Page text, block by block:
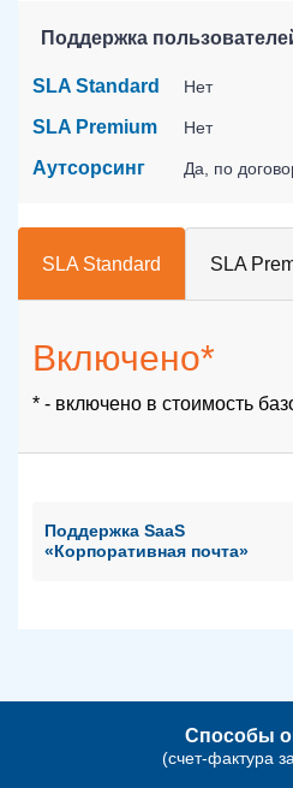
Поддержка
SLA Standard Нет
SLA Premium Нет
Аутсорсинг Да, по
SLA Standard SLA
Включено*
* - включено в стоимость
Поддержка SaaS
«Корпоративная почта»
поддержка
Включено
Способы
(счет-фактура